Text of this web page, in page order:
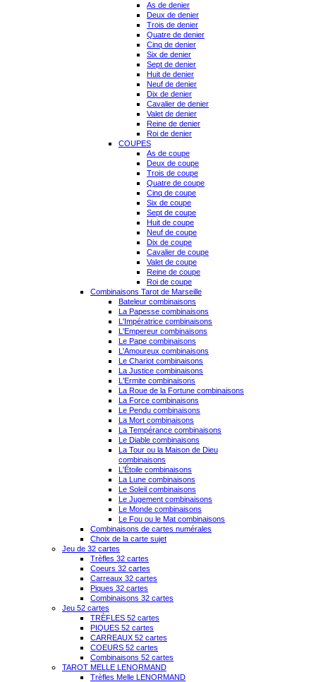
As de denier
Deux de denier
Trois de denier
Quatre de denier
Cinq de denier
Six de denier
Sept de denier
Huit de denier
Neuf de denier
Dix de denier
Cavalier de denier
Valet de denier
Reine de denier
Roi de denier
COUPES
As de coupe
Deux de coupe
Trois de coupe
Quatre de coupe
Cinq de coupe
Six de coupe
Sept de coupe
Huit de coupe
Neuf de coupe
Dix de coupe
Cavalier de coupe
Valet de coupe
Reine de coupe
Roi de coupe
Combinaisons Tarot de Marseille
Bateleur combinaisons
La Papesse combinaisons
L'Impératrice combinaisons
L'Empereur combinaisons
Le Pape combinaisons
L'Amoureux combinaisons
Le Chariot combinaisons
La Justice combinaisons
L'Ermite combinaisons
La Roue de la Fortune combinaisons
La Force combinaisons
Le Pendu combinaisons
La Mort combinaisons
La Tempérance combinaisons
Le Diable combinaisons
La Tour ou la Maison de Dieu
combinaisons
L'Étoile combinaisons
La Lune combinaisons
Le Soleil combinaisons
Le Jugement combinaisons
Le Monde combinaisons
Le Fou ou le Mat combinaisons
Combinaisons de cartes numérales
Choix de la carte sujet
Jeu de 32 cartes
Trèfles 32 cartes
Coeurs 32 cartes
Carreaux 32 cartes
Piques 32 cartes
Combinaisons 32 cartes
Jeu 52 cartes
TRÈFLES 52 cartes
PIQUES 52 cartes
CARREAUX 52 cartes
COEURS 52 cartes
Combinaisons 52 cartes
TAROT MELLE LENORMAND
Trèfles Melle LENORMAND